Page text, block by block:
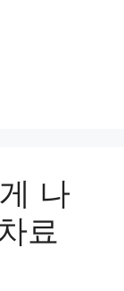
나
료